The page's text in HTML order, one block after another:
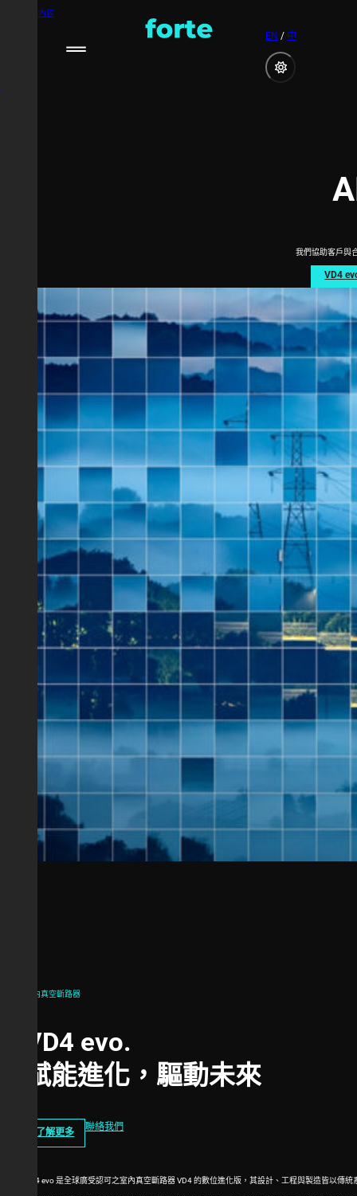
跳到主要內容
EN / 中
A
我們協助客戶與
VD4
室內真空斷路器
VD4 evo.
賦能進化，驅動未來
了解更多
聯絡我們
VD4 evo 是全球廣受認可之室內真空斷路器 VD4 的數位進化版，其設計、工程與製造皆以傳